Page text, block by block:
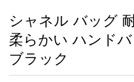
お
す
す
め
商
シャネル バッグ
柔らかい ハンド
ブラック